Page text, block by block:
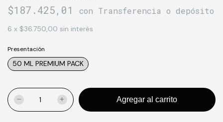
$187.425,01 con Transferencia o depósito
6 x $36.750,00 sin interés
Presentación
50 ML PREMIUM PACK